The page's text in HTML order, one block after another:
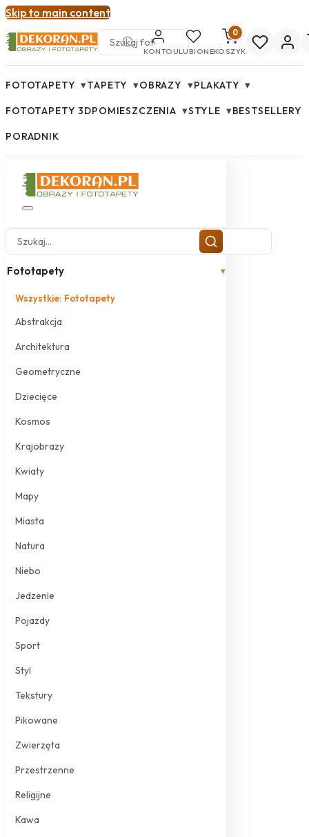
Skip to main content
KONTOULUBIONE
0
KOSZYK
FOTOTAPETY ▾TAPETY ▾OBRAZY ▾PLAKATY ▾
FOTOTAPETY 3DPOMIESZCZENIA ▾STYLE ▾BESTSELLERY
PORADNIK
Fototapety ▾
Wszystkie: Fototapety
Abstrakcja
Architektura
Geometryczne
Dziecięce
Kosmos
Krajobrazy
Kwiaty
Mapy
Miasta
Natura
Niebo
Jedzenie
Pojazdy
Sport
Styl
Tekstury
Pikowane
Zwierzęta
Przestrzenne
Religijne
Kawa